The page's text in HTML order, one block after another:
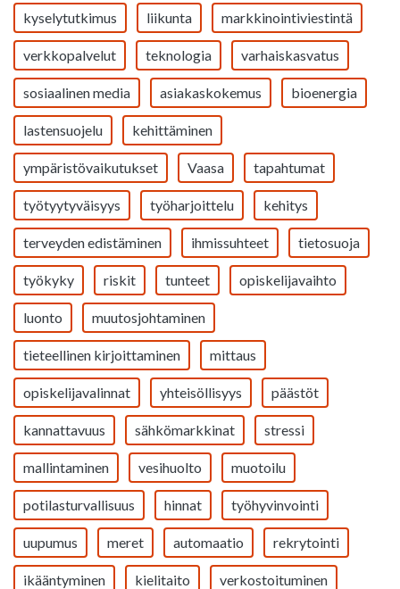
kyselytutkimus liikunta markkinointiviestintä
verkkopalvelut teknologia varhaiskasvatus
sosiaalinen media asiakaskokemus bioenergia
lastensuojelu kehittäminen
ympäristövaikutukset Vaasa tapahtumat
työtyytyväisyys työharjoittelu kehitys
terveyden edistäminen ihmissuhteet tietosuoja
työkyky riskit tunteet opiskelijavaihto
luonto muutosjohtaminen
tieteellinen kirjoittaminen mittaus
opiskelijavalinnat yhteisöllisyys päästöt
kannattavuus sähkömarkkinat stressi
mallintaminen vesihuolto muotoilu
potilasturvallisuus hinnat työhyvinvointi
uupumus meret automaatio rekrytointi
ikääntyminen kielitaito verkostoituminen